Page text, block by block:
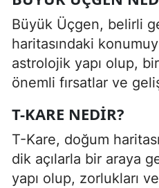
Büyük Üçgen, belirli
haritasındaki
astrolojik yapı olup,
önemli fırsatlar ve
T-KARE NEDIR?
T-Kare, doğum
dik açılarla bir araya
yapı olup, zorlukları ve